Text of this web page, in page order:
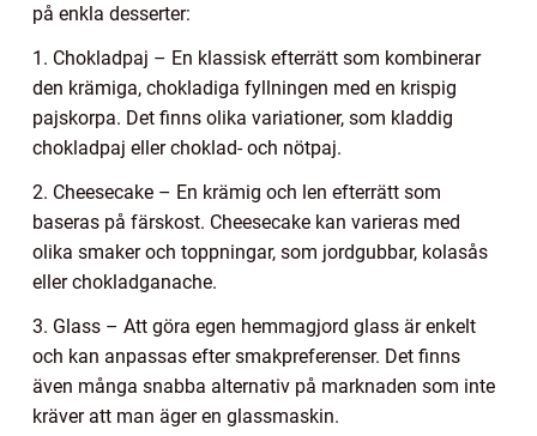
på enkla desserter:
1. Chokladpaj – En klassisk efterrätt som kombinerar
den krämiga, chokladiga fyllningen med en krispig
pajskorpa. Det finns olika variationer, som kladdig
chokladpaj eller choklad- och nötpaj.
2. Cheesecake – En krämig och len efterrätt som
baseras på färskost. Cheesecake kan varieras med
olika smaker och toppningar, som jordgubbar, kolasås
eller chokladganache.
3. Glass – Att göra egen hemmagjord glass är enkelt
och kan anpassas efter smakpreferenser. Det finns
även många snabba alternativ på marknaden som inte
kräver att man äger en glassmaskin.